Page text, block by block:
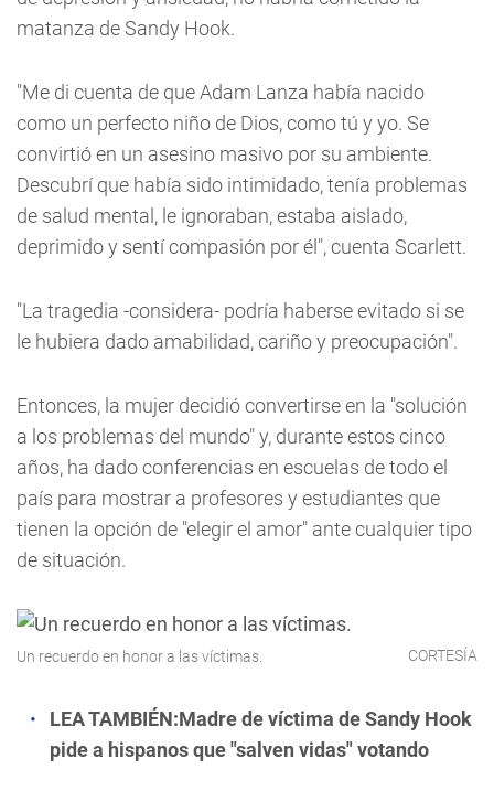
matanza de Sandy Hook.
"Me di cuenta de que Adam Lanza había nacido
como un perfecto niño de Dios, como tú y yo. Se
convirtió en un asesino masivo por su ambiente.
Descubrí que había sido intimidado, tenía problemas
de salud mental, le ignoraban, estaba aislado,
deprimido y sentí compasión por él", cuenta Scarlett.
"La tragedia -considera- podría haberse evitado si se
le hubiera dado amabilidad, cariño y preocupación".
Entonces, la mujer decidió convertirse en la "solución
a los problemas del mundo" y, durante estos cinco
años, ha dado conferencias en escuelas de todo el
país para mostrar a profesores y estudiantes que
tienen la opción de "elegir el amor" ante cualquier tipo
de situación.
Un recuerdo en honor a las víctimas. CORTESÍA
LEA TAMBIÉN:Madre de víctima de Sandy Hook
pide a hispanos que "salven vidas" votando